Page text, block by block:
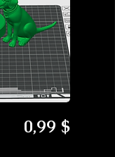
Preis
0,99 $